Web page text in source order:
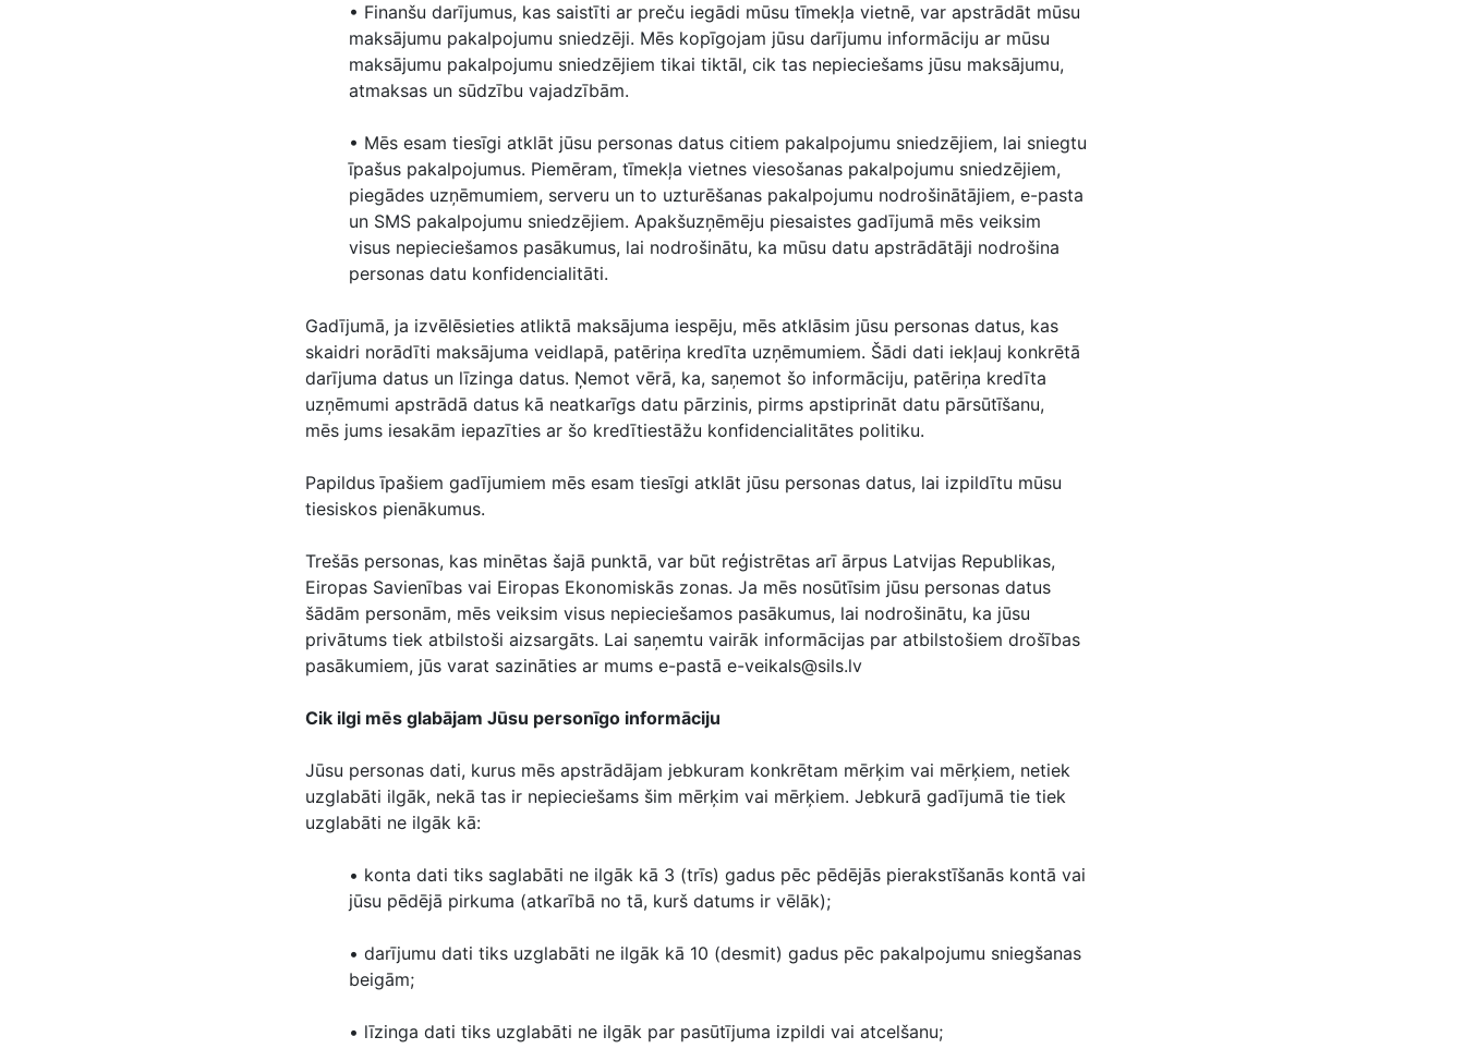
• Finanšu darījumus, kas saistīti ar preču iegādi mūsu tīmekļa vietnē, var apstrādāt mūsu
maksājumu pakalpojumu sniedzēji. Mēs kopīgojam jūsu darījumu informāciju ar mūsu
maksājumu pakalpojumu sniedzējiem tikai tiktāl, cik tas nepieciešams jūsu maksājumu,
atmaksas un sūdzību vajadzībām.
• Mēs esam tiesīgi atklāt jūsu personas datus citiem pakalpojumu sniedzējiem, lai sniegtu
īpašus pakalpojumus. Piemēram, tīmekļa vietnes viesošanas pakalpojumu sniedzējiem,
piegādes uzņēmumiem, serveru un to uzturēšanas pakalpojumu nodrošinātājiem, e-pasta
un SMS pakalpojumu sniedzējiem. Apakšuzņēmēju piesaistes gadījumā mēs veiksim
visus nepieciešamos pasākumus, lai nodrošinātu, ka mūsu datu apstrādātāji nodrošina
personas datu konfidencialitāti.
Gadījumā, ja izvēlēsieties atliktā maksājuma iespēju, mēs atklāsim jūsu personas datus, kas
skaidri norādīti maksājuma veidlapā, patēriņa kredīta uzņēmumiem. Šādi dati iekļauj konkrētā
darījuma datus un līzinga datus. Ņemot vērā, ka, saņemot šo informāciju, patēriņa kredīta
uzņēmumi apstrādā datus kā neatkarīgs datu pārzinis, pirms apstiprināt datu pārsūtīšanu,
mēs jums iesakām iepazīties ar šo kredītiestāžu konfidencialitātes politiku.
Papildus īpašiem gadījumiem mēs esam tiesīgi atklāt jūsu personas datus, lai izpildītu mūsu
tiesiskos pienākumus.
Trešās personas, kas minētas šajā punktā, var būt reģistrētas arī ārpus Latvijas Republikas,
Eiropas Savienības vai Eiropas Ekonomiskās zonas. Ja mēs nosūtīsim jūsu personas datus
šādām personām, mēs veiksim visus nepieciešamos pasākumus, lai nodrošinātu, ka jūsu
privātums tiek atbilstoši aizsargāts. Lai saņemtu vairāk informācijas par atbilstošiem drošības
pasākumiem, jūs varat sazināties ar mums e-pastā e-veikals@sils.lv
Cik ilgi mēs glabājam Jūsu personīgo informāciju
Jūsu personas dati, kurus mēs apstrādājam jebkuram konkrētam mērķim vai mērķiem, netiek
uzglabāti ilgāk, nekā tas ir nepieciešams šim mērķim vai mērķiem. Jebkurā gadījumā tie tiek
uzglabāti ne ilgāk kā:
• konta dati tiks saglabāti ne ilgāk kā 3 (trīs) gadus pēc pēdējās pierakstīšanās kontā vai
jūsu pēdējā pirkuma (atkarībā no tā, kurš datums ir vēlāk);
• darījumu dati tiks uzglabāti ne ilgāk kā 10 (desmit) gadus pēc pakalpojumu sniegšanas
beigām;
• līzinga dati tiks uzglabāti ne ilgāk par pasūtījuma izpildi vai atcelšanu;